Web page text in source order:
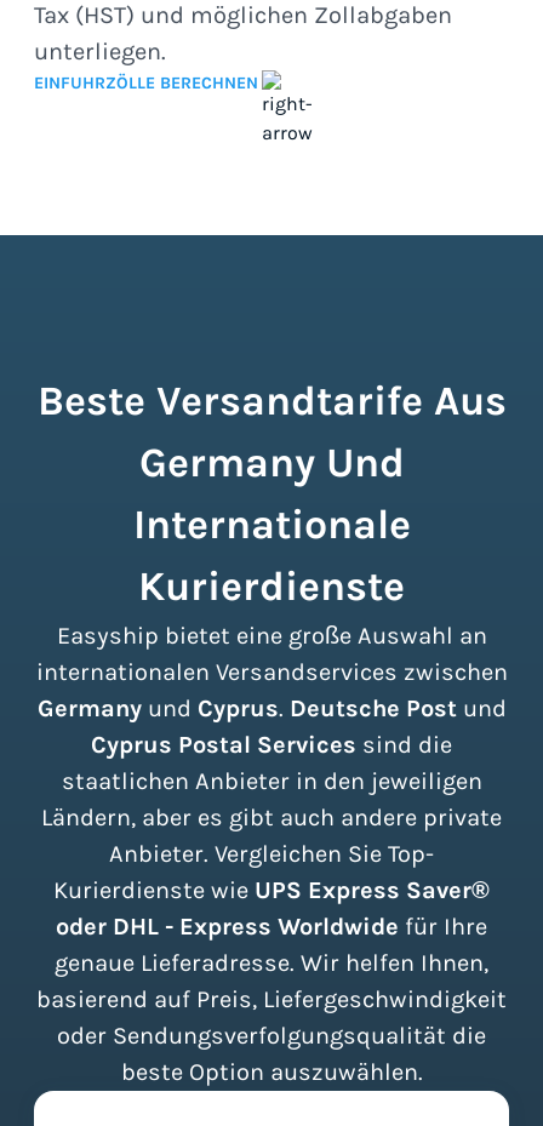
Tax (HST) und möglichen Zollabgaben
unterliegen.
EINFUHRZÖLLE BERECHNEN
Beste Versandtarife Aus
Germany Und
Internationale
Kurierdienste
Easyship bietet eine große Auswahl an
internationalen Versandservices zwischen
Germanyund Cyprus. Deutsche Postund
Cyprus Postal Services sind die
staatlichen Anbieter in den jeweiligen
Ländern, aber es gibt auch andere private
Anbieter. Vergleichen Sie Top-
Kurierdienste wie UPS Express Saver®
oder DHL - Express Worldwide für Ihre
genaue Lieferadresse. Wir helfen Ihnen,
basierend auf Preis, Liefergeschwindigkeit
oder Sendungsverfolgungsqualität die
beste Option auszuwählen.